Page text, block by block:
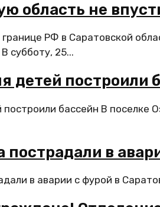
область не
границе РФ в Саратовской
субботу, 25...
детей построили
бассейн В поселке
пострадали в
в аварии с фурой в